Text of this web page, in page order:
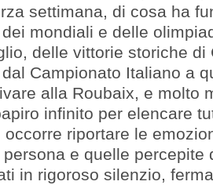
settimana, di cosa ha
dei mondiali e delle
delle vittorie storiche di
Campionato Italiano a
alla Roubaix, e molto
infinito per elencare
riportare le
e quelle percepite
in rigoroso silenzio,